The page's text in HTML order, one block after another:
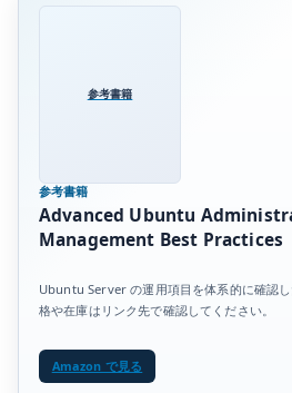
参考書籍
参考書籍
Advanced Ubuntu
Management Best Practices
Ubuntu Server の運用項目を体系的に確認
格や在庫はリンク先で確認してください。
Amazon で見る